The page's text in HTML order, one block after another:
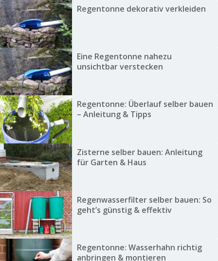
Regentonne dekorativ verkleiden
Eine Regentonne nahezu
unsichtbar verstecken
Regentonne: Überlauf selber bauen
– Anleitung & Tipps
Zisterne selber bauen: Anleitung
für Garten & Haus
Regenwasserfilter selber bauen: So
geht’s günstig & effektiv
Regentonne: Wasserhahn richtig
anbringen & montieren